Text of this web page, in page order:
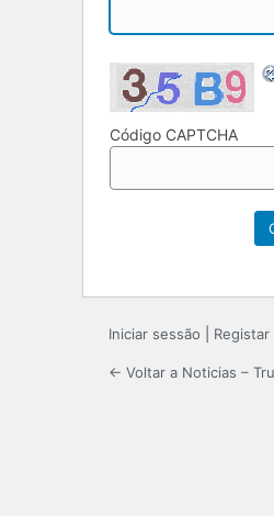
Código CAPTCHA
Iniciar sessão Registar
← Voltar a Noticias –